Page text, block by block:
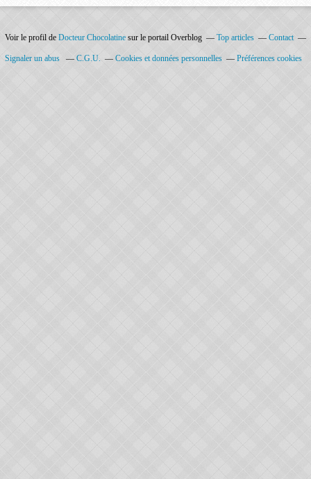
Voir le profil de Docteur Chocolatine sur le portail Overblog Top articles Contact
Signaler un abus C.G.U. Cookies et données personnelles Préférences cookies